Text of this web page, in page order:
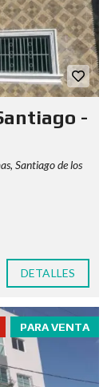
-
Santiago de los
DETALLES
PARA VENTA